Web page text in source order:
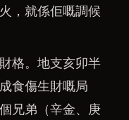
，就係佢嘅調候
格。地支亥卯半
食傷生財嘅局
兄弟（辛金、庚